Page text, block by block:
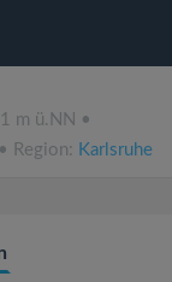
m ü.NN •
• Region: Karlsruhe